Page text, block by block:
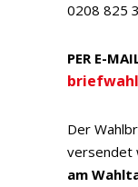
0208 825
PER E-
Der
versendet
am